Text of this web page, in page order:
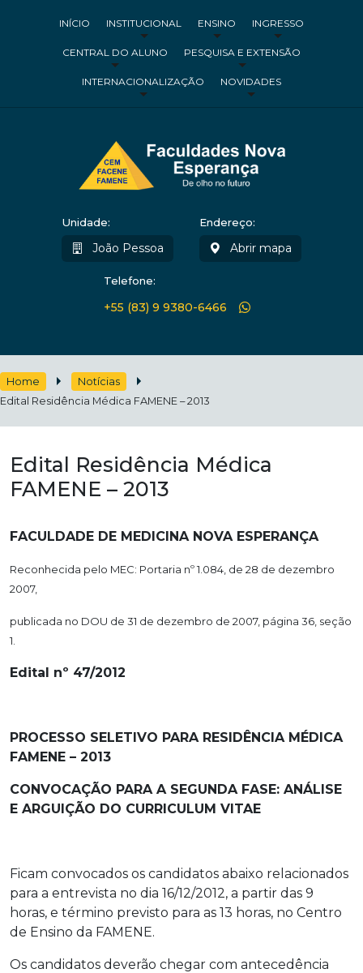
INÍCIO INSTITUCIONAL ENSINO INGRESSO
CENTRAL DO ALUNO PESQUISA E EXTENSÃO
INTERNACIONALIZAÇÃO NOVIDADES
Unidade:
João Pessoa
Endereço:
Abrir mapa
Telefone:
+55 (83) 9 9380-6466
Home
Notícias
Edital Residência Médica FAMENE – 2013
Edital Residência Médica
FAMENE – 2013
FACULDADE DE MEDICINA NOVA ESPERANÇA
Reconhecida pelo MEC: Portaria nº 1.084, de 28 de dezembro
2007,
publicada no DOU de 31 de dezembro de 2007, página 36, seção
1.
Edital nº 47/2012
PROCESSO SELETIVO PARA RESIDÊNCIA MÉDICA
FAMENE – 2013
CONVOCAÇÃO PARA A SEGUNDA FASE: ANÁLISE
E ARGUIÇÃO DO CURRICULUM VITAE
Ficam convocados os candidatos abaixo relacionados
para a entrevista no dia 16/12/2012, a partir das 9
horas, e término previsto para as 13 horas, no Centro
de Ensino da FAMENE.
Os candidatos deverão chegar com antecedência